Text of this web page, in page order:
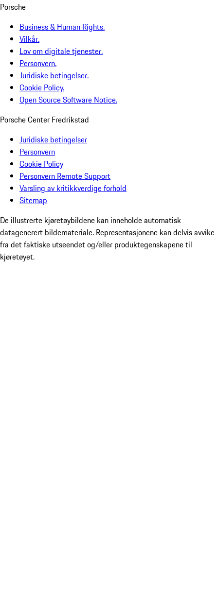
Porsche
Business & Human Rights.
Vilkår.
Lov om digitale tjenester.
Personvern.
Juridiske betingelser.
Cookie Policy.
Open Source Software Notice.
Porsche Center Fredrikstad
Juridiske betingelser
Personvern
Cookie Policy
Personvern Remote Support
Varsling av kritikkverdige forhold
Sitemap
De illustrerte kjøretøybildene kan inneholde automatisk
datagenerert bildemateriale. Representasjonene kan delvis avvike
fra det faktiske utseendet og/eller produktegenskapene til
kjøretøyet.